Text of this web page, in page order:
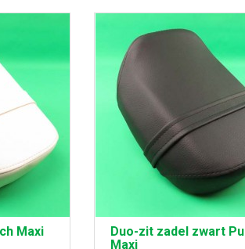
Maxi
Duo-zit zadel zwart
Maxi